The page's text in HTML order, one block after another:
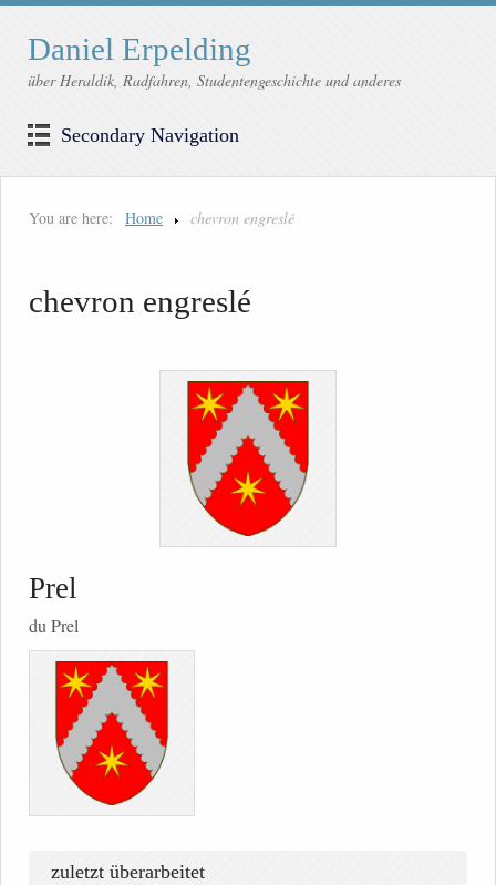
Daniel Erpelding
über Heraldik, Radfahren, Studentengeschichte und anderes
Secondary Navigation
You are here: Home chevron engreslé
chevron engreslé
Prel
du Prel
zuletzt überarbeitet